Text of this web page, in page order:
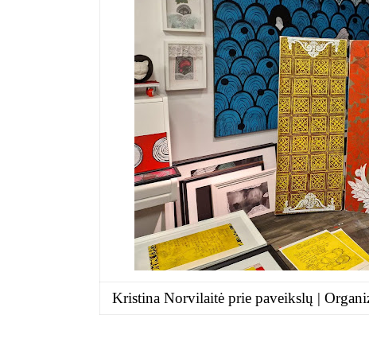
Kristina Norvilaitė prie paveikslų |